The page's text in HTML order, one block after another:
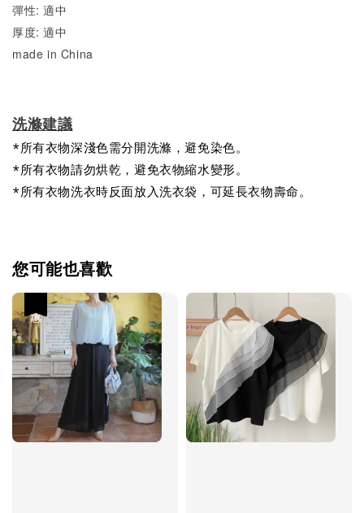
彈性: 適中
厚度: 適中
made in China
洗滌建議
*所有衣物深淺色需分開洗滌，避免染色。
*所有衣物請勿烘乾，避免衣物縮水變形。
*所有衣物洗衣時反面放入洗衣袋，可延長衣物壽命。
您可能也喜歡